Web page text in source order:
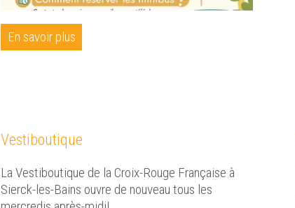
En savoir plus
Vestiboutique
La Vestiboutique de la Croix-Rouge Française à
Sierck-les-Bains ouvre de nouveau tous les